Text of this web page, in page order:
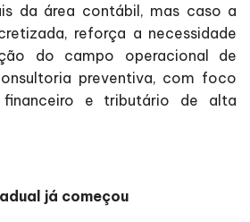
da área contábil, mas caso a
reforça a necessidade
do campo operacional de
preventiva, com foco
financeiro e tributário de alta
já começou